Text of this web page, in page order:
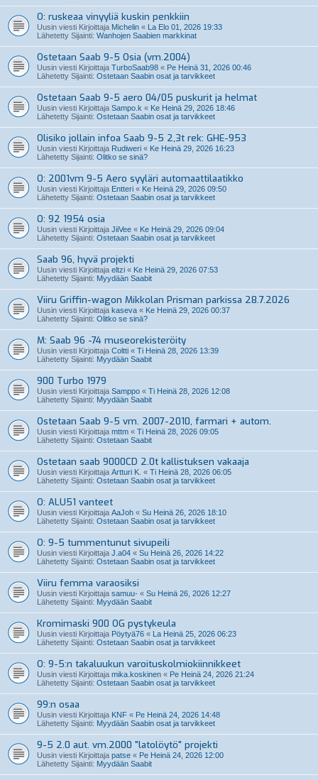
O: ruskeaa vinyyliä kuskin penkkiin
Uusin viesti Kirjoittaja Michelin « La Elo 01, 2026 19:33
Lähetetty Sijainti: Wanhojen Saabien markkinat
Ostetaan Saab 9-5 Osia (vm.2004)
Uusin viesti Kirjoittaja TurboSaab98 « Pe Heinä 31, 2026 00:46
Lähetetty Sijainti: Ostetaan Saabin osat ja tarvikkeet
Ostetaan Saab 9-5 aero 04/05 puskurit ja helmat
Uusin viesti Kirjoittaja Sampo.k « Ke Heinä 29, 2026 18:46
Lähetetty Sijainti: Ostetaan Saabin osat ja tarvikkeet
Olisiko jollain infoa Saab 9-5 2,3t rek: GHE-953
Uusin viesti Kirjoittaja Rudiweri « Ke Heinä 29, 2026 16:23
Lähetetty Sijainti: Olitko se sinä?
O: 2001vm 9-5 Aero syyläri automaattilaatikko
Uusin viesti Kirjoittaja Entteri « Ke Heinä 29, 2026 09:50
Lähetetty Sijainti: Ostetaan Saabin osat ja tarvikkeet
O: 92 1954 osia
Uusin viesti Kirjoittaja JiiVee « Ke Heinä 29, 2026 09:04
Lähetetty Sijainti: Ostetaan Saabin osat ja tarvikkeet
Saab 96, hyvä projekti
Uusin viesti Kirjoittaja eltzi « Ke Heinä 29, 2026 07:53
Lähetetty Sijainti: Myydään Saabit
Viiru Griffin-wagon Mikkolan Prisman parkissa 28.7.2026
Uusin viesti Kirjoittaja kaseva « Ke Heinä 29, 2026 00:37
Lähetetty Sijainti: Olitko se sinä?
M: Saab 96 -74 museorekisteröity
Uusin viesti Kirjoittaja Coltti « Ti Heinä 28, 2026 13:39
Lähetetty Sijainti: Myydään Saabit
900 Turbo 1979
Uusin viesti Kirjoittaja Samppo « Ti Heinä 28, 2026 12:08
Lähetetty Sijainti: Myydään Saabit
Ostetaan Saab 9-5 vm. 2007-2010, farmari + autom.
Uusin viesti Kirjoittaja mttm « Ti Heinä 28, 2026 09:05
Lähetetty Sijainti: Ostetaan Saabit
Ostetaan saab 9000CD 2.0t kallistuksen vakaaja
Uusin viesti Kirjoittaja Artturi K. « Ti Heinä 28, 2026 06:05
Lähetetty Sijainti: Ostetaan Saabin osat ja tarvikkeet
O: ALU51 vanteet
Uusin viesti Kirjoittaja AaJoh « Su Heinä 26, 2026 18:10
Lähetetty Sijainti: Ostetaan Saabin osat ja tarvikkeet
O: 9-5 tummentunut sivupeili
Uusin viesti Kirjoittaja J.a04 « Su Heinä 26, 2026 14:22
Lähetetty Sijainti: Ostetaan Saabin osat ja tarvikkeet
Viiru femma varaosiksi
Uusin viesti Kirjoittaja samuu- « Su Heinä 26, 2026 12:27
Lähetetty Sijainti: Myydään Saabit
Kromimaski 900 OG pystykeula
Uusin viesti Kirjoittaja Pöytyä76 « La Heinä 25, 2026 06:23
Lähetetty Sijainti: Ostetaan Saabin osat ja tarvikkeet
O: 9-5:n takaluukun varoituskolmiokiinnikkeet
Uusin viesti Kirjoittaja mika.koskinen « Pe Heinä 24, 2026 21:24
Lähetetty Sijainti: Ostetaan Saabin osat ja tarvikkeet
99:n osaa
Uusin viesti Kirjoittaja KNF « Pe Heinä 24, 2026 14:48
Lähetetty Sijainti: Myydään Saabin osat ja tarvikkeet
9-5 2.0 aut. vm.2000 "latolöytö" projekti
Uusin viesti Kirjoittaja patse « Pe Heinä 24, 2026 12:00
Lähetetty Sijainti: Myydään Saabit